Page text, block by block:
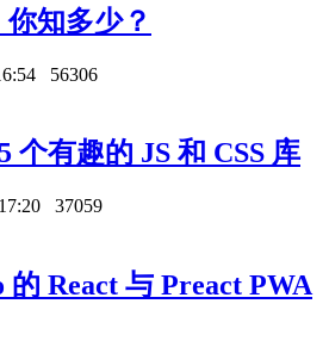
知多少？
56306
个有趣的 JS 和 CSS 库
37059
的 React 与 Preact PWA